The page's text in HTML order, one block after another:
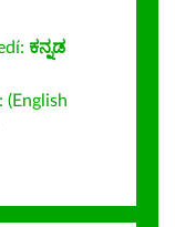
ಕನ್ನಡ
(English